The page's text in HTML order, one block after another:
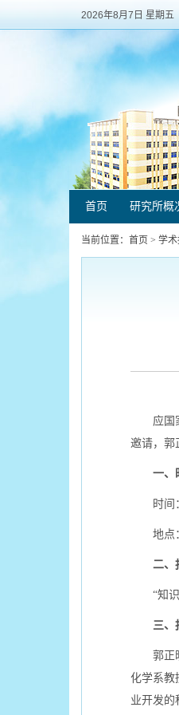
2026年8月7日 星期五
首页 研究所概
当前位置： 首页 > 学
应国
邀请，郭
一、
时间
地点
二、
“知
三、
郭正
化学系教
业开发的